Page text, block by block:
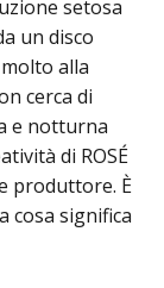
setosa
un disco
alla
cerca di
e notturna
di ROSÉ
produttore. È
cosa significa